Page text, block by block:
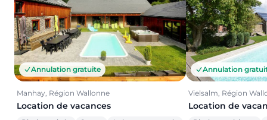
Annulation gratuite
Manhay, Région Wallonne
Location de vacances
Annulation
Vielsalm, Région
Location de